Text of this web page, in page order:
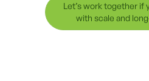
Let’s work together if
with scale and